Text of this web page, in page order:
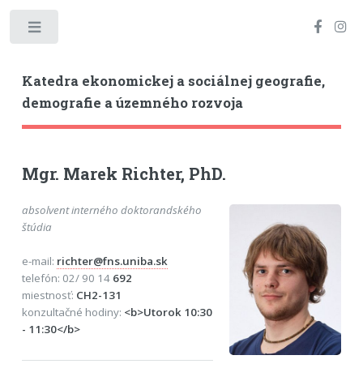
Katedra ekonomickej a sociálnej geografie,
demografie a územného rozvoja
Mgr. Marek Richter, PhD.
absolvent interného doktorandského
štúdia
e-mail: richter@fns.uniba.sk
telefón: 02/ 90 14 692
miestnosť: CH2-131
konzultačné hodiny: <b>Utorok 10:30
- 11:30</b>